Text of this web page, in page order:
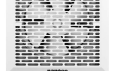
hoàn hảo và hợp lý cho các gia
mà chất lượng tốt..
hút Nanoco đã chiếm được